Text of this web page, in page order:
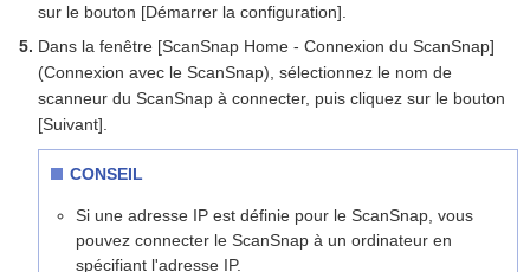
sur le bouton [Démarrer la configuration].
Dans la fenêtre [ScanSnap Home - Connexion du ScanSnap]
(Connexion avec le ScanSnap), sélectionnez le nom de
scanneur du ScanSnap à connecter, puis cliquez sur le bouton
[Suivant].
CONSEIL
Si une adresse IP est définie pour le ScanSnap, vous
pouvez connecter le ScanSnap à un ordinateur en
spécifiant l'adresse IP.